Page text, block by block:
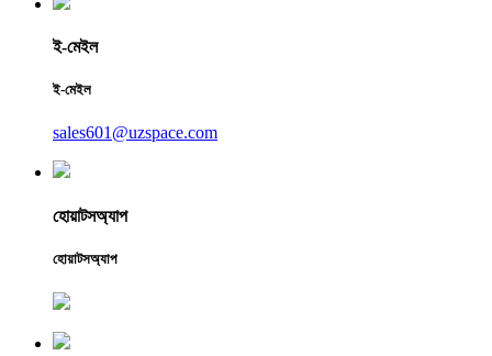
ই-মেইল
ই-মেইল
sales601@uzspace.com
হোয়াটসঅ্যাপ
হোয়াটসঅ্যাপ